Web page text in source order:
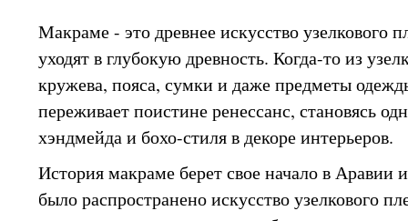
Макраме - это древнее искусство узелкового
уходят в глубокую древность. Когда-то из
кружева, пояса, сумки и даже предметы
переживает поистине ренессанс, становясь
хэндмейда и бохо-стиля в декоре интерьеров.
История макраме берет свое начало в Аравии
было распространено искусство узелкового